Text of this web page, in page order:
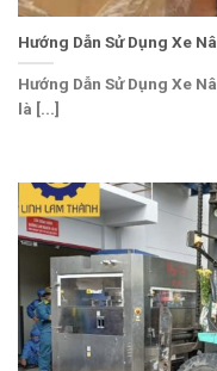
Hướng Dẫn Sử Dụng Xe
Hướng Dẫn Sử Dụng Xe
là [...]